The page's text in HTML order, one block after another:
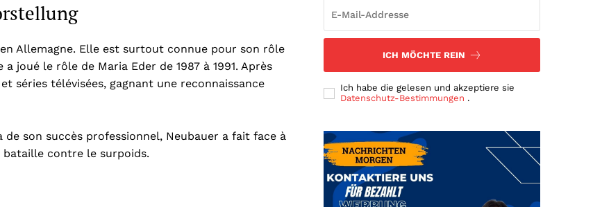
Allemagne. Elle est surtout connue pour son rôle
joué le rôle de Maria Eder de 1987 à 1991. Après
séries télévisées, gagnant une reconnaissance
de son succès professionnel, Neubauer a fait face à
contre le surpoids.
ICH MÖCHTE REIN
Ich habe die gelesen und akzeptiere sie
Datenschutz-Bestimmungen .